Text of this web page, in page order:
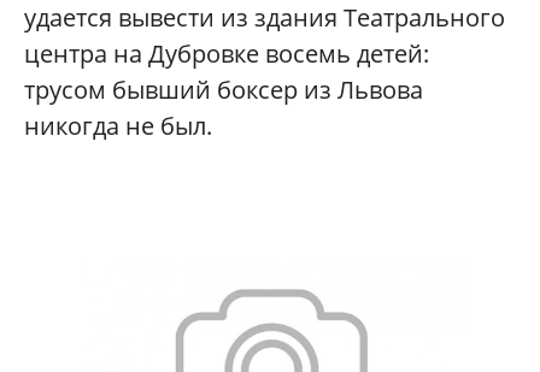
удается вывести из здания Театрального
центра на Дубровке восемь детей:
трусом бывший боксер из Львова
никогда не был.